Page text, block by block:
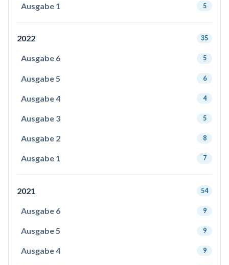
Ausgabe 1 5
2022 35
Ausgabe 6 5
Ausgabe 5 6
Ausgabe 4 4
Ausgabe 3 5
Ausgabe 2 8
Ausgabe 1 7
2021 54
Ausgabe 6 9
Ausgabe 5 9
Ausgabe 4 9